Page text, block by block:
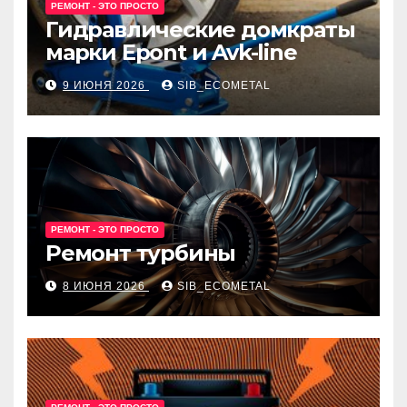
РЕМОНТ - ЭТО ПРОСТО
Гидравлические домкраты
марки Epont и Avk-line
9 ИЮНЯ 2026 SIB_ECOMETAL
РЕМОНТ - ЭТО ПРОСТО
Ремонт турбины
8 ИЮНЯ 2026 SIB_ECOMETAL